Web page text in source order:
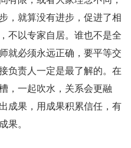
，就算没有进步，促进了相
不以专家自居。谁也不是全
就必须永远正确，要平等交
负责人一定是最了解的。在
，一起吹水，关系会更融
成果，用成果积累信任，有
果。